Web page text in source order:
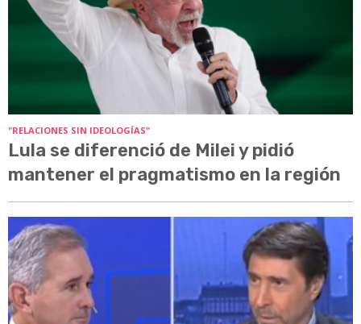
"RELACIONES SIN IDEOLOGÍAS"
Lula se diferenció de Milei y pidió
mantener el pragmatismo en la región